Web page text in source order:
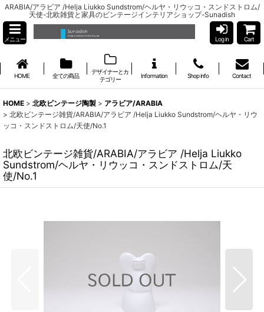
ARABIA/アラビア /Helja Liukko Sundstrom/ヘルヤ・リウッコ・スンドストロム/
天使-北欧雑貨と家具のビンテージインテリアショップ-Sunadish
メニュー Log in Cart
HOME 全ての商品
デザイナーとカ
テゴリー
Information Shop info Contact
HOME > 北欧ビンテージ陶製 > アラビア/ARABIA
> 北欧ビンテージ雑貨/ARABIA/アラビア /Helja Liukko Sundstrom/ヘルヤ・リウ
ッコ・スンドストロム/天使/No.1
北欧ビンテージ雑貨/ARABIA/アラビア /Helja Liukko
Sundstrom/ヘルヤ・リウッコ・スンドストロム/天
使/No.1